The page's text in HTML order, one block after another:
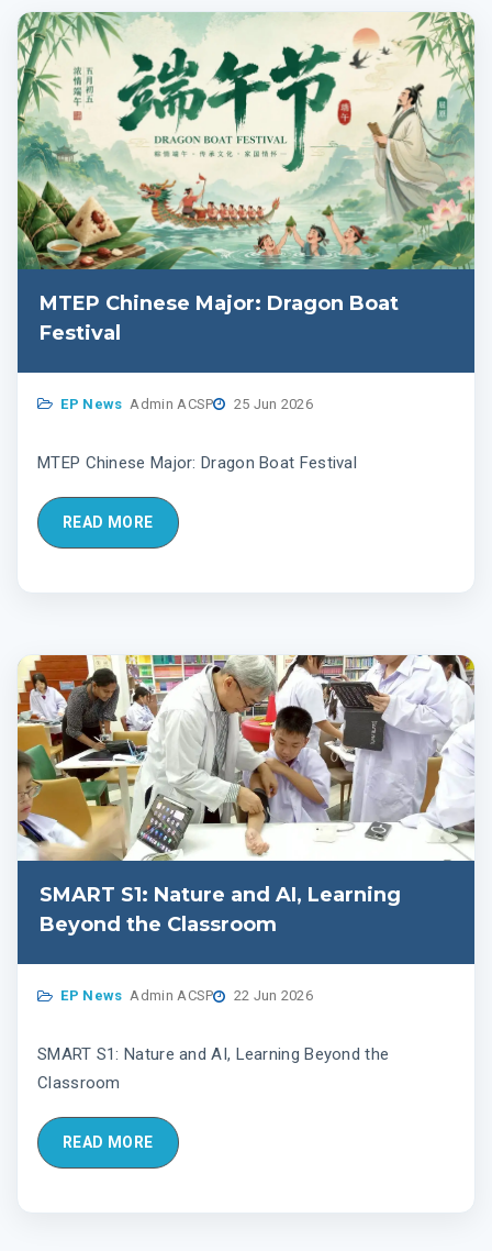
MTEP Chinese Major: Dragon Boat
Festival
EP News Admin ACSP 25 Jun 2026
MTEP Chinese Major: Dragon Boat Festival
READ MORE
SMART S1: Nature and AI, Learning
Beyond the Classroom
EP News Admin ACSP 22 Jun 2026
SMART S1: Nature and AI, Learning Beyond the
Classroom
READ MORE